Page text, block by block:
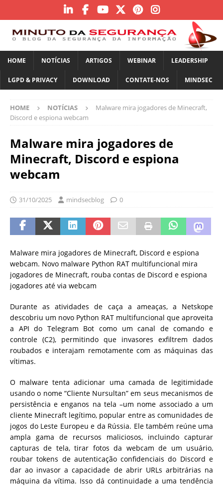
HOME NOTÍCIAS ARTIGOS WEBINAR LEADERSHIP
LGPD & PRIVACY DOWNLOAD CONTATE-NOS MINDSEC
HOME NOTÍCIAS
Malware mira jogadores de Minecraft,
Discord e espiona webcam
Malware mira jogadores de
Minecraft, Discord e espiona
webcam
31/10/2025 mindsecblog 0
Malware mira jogadores de Minecraft, Discord e espiona
webcam. Novo malware Python RAT multifuncional mira
jogadores de Minecraft, rouba contas de Discord e espiona
jogadores até via webcam
Durante as atividades de caça a ameaças, a Netskope
descobriu um novo Python RAT multifuncional que aproveita
a API do Telegram Bot como um canal de comando e
controle (C2), permitindo que invasores exfiltrem dados
roubados e interajam remotamente com as máquinas das
vítimas.
O malware tenta adicionar uma camada de legitimidade
usando o nome “Cliente Nursultan” em seus mecanismos de
persistência e enganos na tela –um nome associado a um
cliente Minecraft legítimo, popular entre as comunidades de
jogos do Leste Europeu e da Rússia. Ele também reúne uma
ampla gama de recursos maliciosos, incluindo capturar
capturas de tela, tirar fotos da webcam de um usuário,
roubar tokens de autenticação confidenciais do Discord e
dar ao invasor a capacidade de abrir URLs arbitrárias na
máquina da vítima. Isso dá continuidade a uma tendência